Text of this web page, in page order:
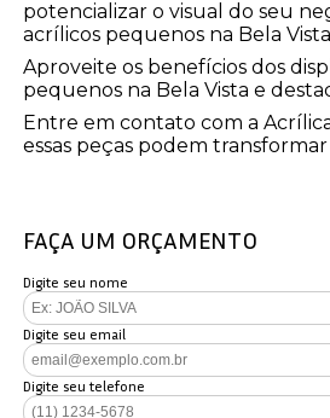
potencializar o visual do seu
acrílicos pequenos na Bela
Aproveite os benefícios dos
pequenos na Bela Vista e
Entre em contato com a
essas peças podem
FAÇA UM ORÇAMENTO
Digite seu nome
Digite seu email
Digite seu telefone